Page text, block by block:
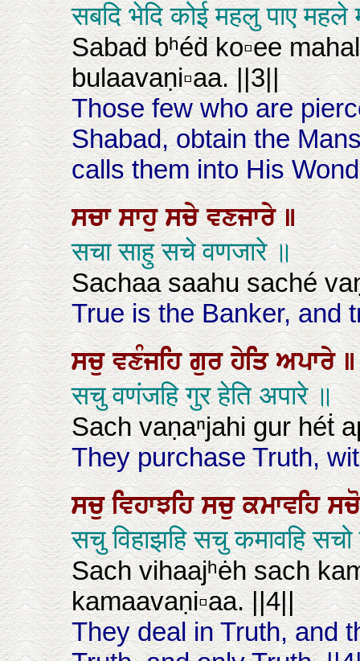
सबदि भेदि कोई महलु पाए
Sabaḋ bʰéḋ ko▫ee
bulaavaṇi▫aa. ||3||
Those few who are
Shabad, obtain the
calls them into His
ਸਚਾਸਾਹੁਸਚੇਵਣਜਾਰੇ॥
सचा साहु सचे वणजारे ॥
Sachaa saahu saché
True is the Banker, and
ਸਚੁਵਣੰਜਹਿਗੁਰਹੇਤਿਅਪਾਰੇ॥
सचु वणंजहि गुर हेति अपारे ॥
Sach vaṇaⁿjahi gur héṫ
They purchase Truth,
ਸਚੁਵਿਹਾਝਹਿਸਚੁਕਮਾਵਹਿ
सचु विहाझहि सचु कमावहि
Sach vihaajʰėh sach
kamaavaṇi▫aa. ||4||
They deal in Truth, and